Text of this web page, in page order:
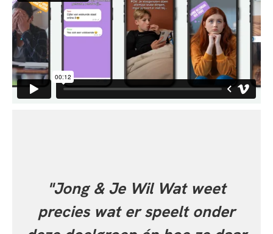
"Jong & Je Wil Wat weet
precies wat er speelt onder